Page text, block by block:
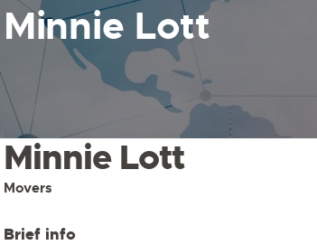
Minnie Lott
Minnie Lott
Movers
Brief info